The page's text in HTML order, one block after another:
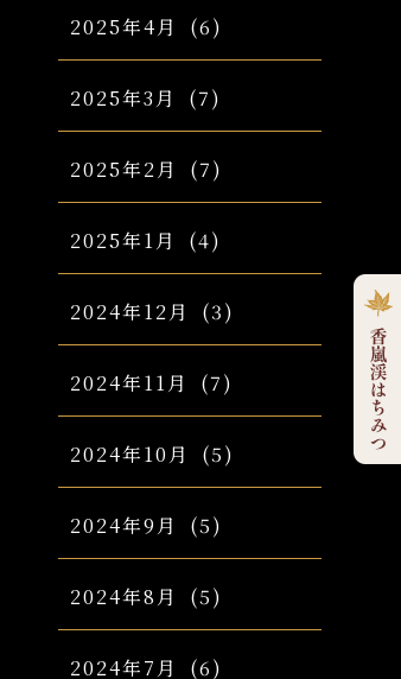
2025年4月 (6)
2025年3月 (7)
2025年2月 (7)
2025年1月 (4)
2024年12月 (3)
2024年11月 (7)
2024年10月 (5)
2024年9月 (5)
2024年8月 (5)
2024年7月 (6)